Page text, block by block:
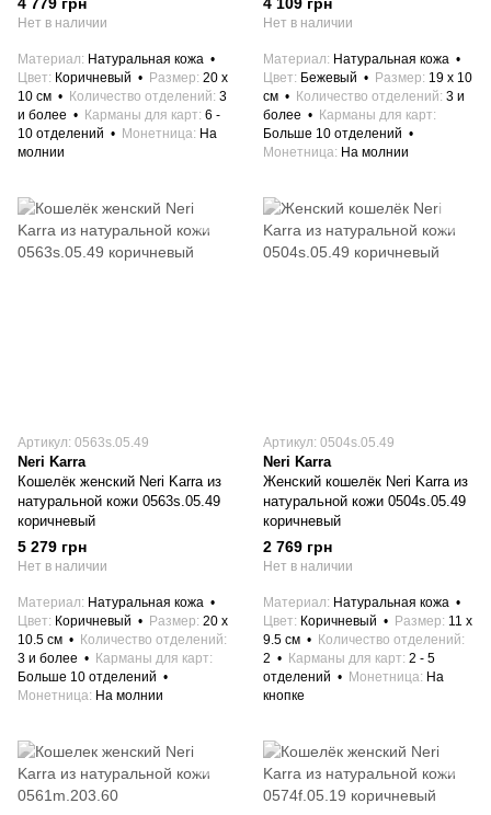
Нет в наличии
Материал
Натуральная кожа
Цвет
Коричневый Размер 20 x
10 см
Количество отделений 3
и более
Карманы для карт 6 -
10 отделений
Монетница На
молнии
Нет в наличии
Материал
Натуральная кожа
Цвет
Бежевый Размер 19 x 10
см
Количество отделений 3 и
более
Карманы для карт
Больше 10 отделений
Монетница На молнии
Артикул: 0563s.05.49
Neri Karra
Кошелёк женский Neri Karra из
натуральной кожи 0563s.05.49
коричневый
5 279 грн
Нет в наличии
Материал
Натуральная кожа
Цвет
Коричневый Размер 20 x
10.5 см
Количество отделений
3 и более
Карманы для карт
Больше 10 отделений
Монетница На молнии
Артикул: 0504s.05.49
Neri Karra
Женский кошелёк Neri Karra из
натуральной кожи 0504s.05.49
коричневый
2 769 грн
Нет в наличии
Материал
Натуральная кожа
Цвет
Коричневый Размер 11 x
9.5 см
Количество отделений
2
Карманы для карт 2 - 5
отделений
Монетница На
кнопке